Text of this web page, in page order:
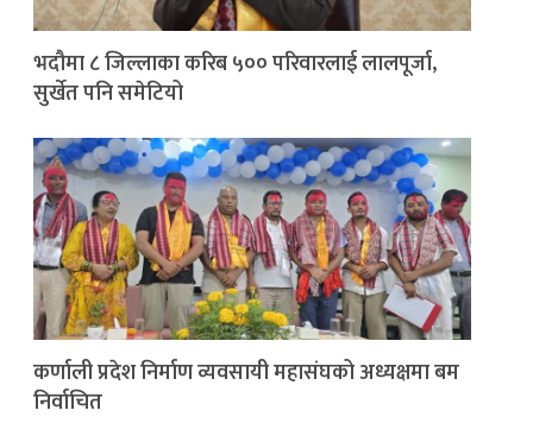
भदौमा ८ जिल्लाका करिब ५०० परिवारलाई लालपूर्जा,
सुर्खेत पनि समेटियो
कर्णाली प्रदेश निर्माण व्यवसायी महासंघको अध्यक्षमा बम
निर्वाचित